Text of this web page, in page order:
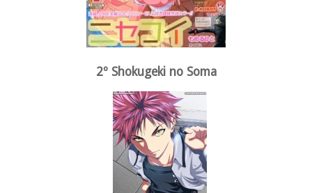
2º Shokugeki no Soma